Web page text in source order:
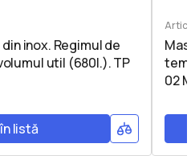
inox. Regimul de
util (680l.). TP
listă
02